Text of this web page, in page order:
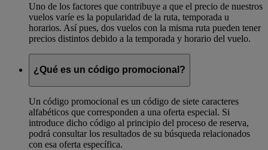
Uno de los factores que contribuye a que el precio de nuestros
vuelos varíe es la popularidad de la ruta, temporada u
horarios. Así pues, dos vuelos con la misma ruta pueden tener
precios distintos debido a la temporada y horario del vuelo.
¿Qué es un código promocional?
Un código promocional es un código de siete caracteres
alfabéticos que corresponden a una oferta especial. Si
introduce dicho código al principio del proceso de reserva,
podrá consultar los resultados de su búsqueda relacionados
con esa oferta específica.